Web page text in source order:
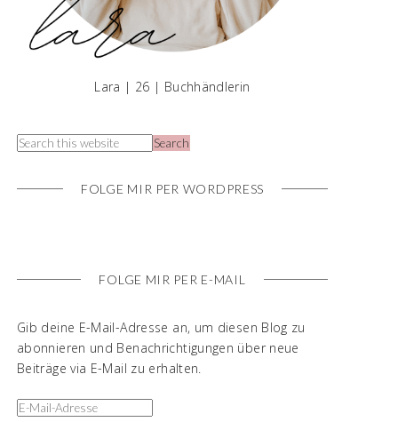
Lara | 26 | Buchhändlerin
FOLGE MIR PER WORDPRESS
FOLGE MIR PER E-MAIL
Gib deine E-Mail-Adresse an, um diesen Blog zu
abonnieren und Benachrichtigungen über neue
Beiträge via E-Mail zu erhalten.